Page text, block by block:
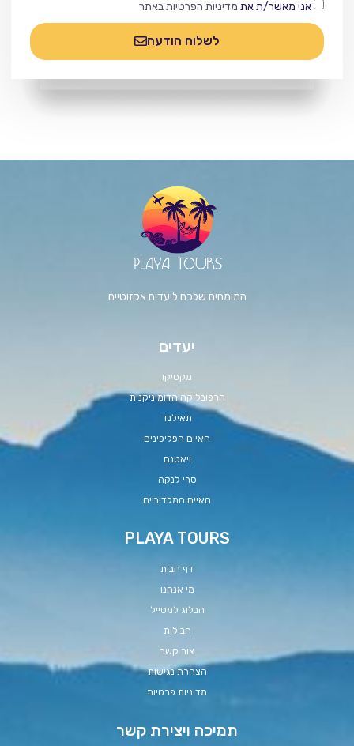
אני מאשר/ת את מדיניות הפרטיות באתר
לשלוח הודעה
המומחים שלכם ליעדים אקזוטיים
יעדים
מקסיקו
הרפובליקה הדומיניקנית
תאילנד
האיים הפליפינים
ויאטנם
סרי לנקה
האיים המלדיביים
PLAYA TOURS
דף הבית
מי אנחנו
הבלוג למטייל
חבילות
צור קשר
הצהרת נגישות
מדיניות פרטיות
תמיכה ויצירת קשר